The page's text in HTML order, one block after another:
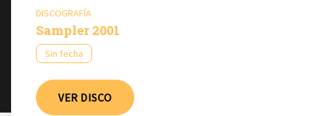
DISCOGRAFÍA
Sampler 2001
Sin fecha
VER DISCO